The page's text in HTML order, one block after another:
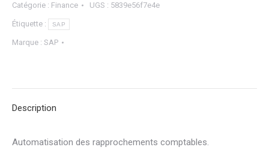
Catégorie : Finance UGS : 5839e56f7e4e
Étiquette : SAP
Marque : SAP
Description
Automatisation des rapprochements comptables.